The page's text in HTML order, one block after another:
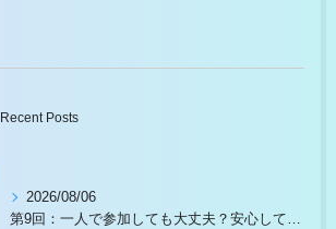
Recent Posts
2026/08/06